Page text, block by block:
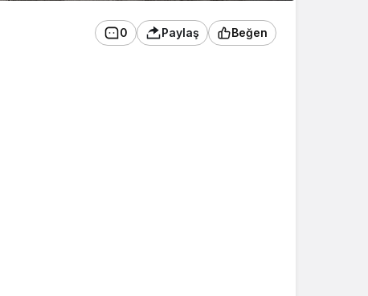
0 Paylaş Beğen